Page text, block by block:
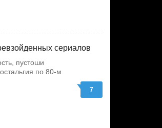
сериалов
пустоши
по 80-м
7